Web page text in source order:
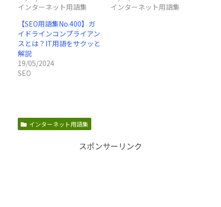
インターネット用語集
インターネット用語集
【SEO用語集No.400】ガ
イドラインコンプライアン
スとは？IT用語をサクッと
解説
19/05/2024
SEO
インターネット用語集
スポンサーリンク